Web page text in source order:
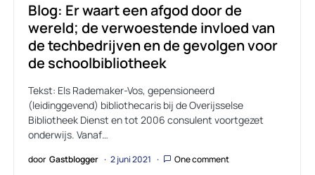
Blog: Er waart een afgod door de
wereld; de verwoestende invloed van
de techbedrijven en de gevolgen voor
de schoolbibliotheek
Tekst: Els Rademaker-Vos, gepensioneerd
(leidinggevend) bibliothecaris bij de Overijsselse
Bibliotheek Dienst en tot 2006 consulent voortgezet
onderwijs. Vanaf…
door Gastblogger 2 juni 2021 One comment